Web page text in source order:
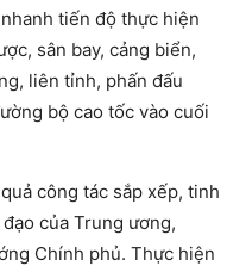
tiến độ thực hiện
sân bay, cảng biển,
liên tỉnh, phấn đấu
bộ cao tốc vào cuối
công tác sắp xếp, tinh
của Trung ương,
Chính phủ. Thực hiện